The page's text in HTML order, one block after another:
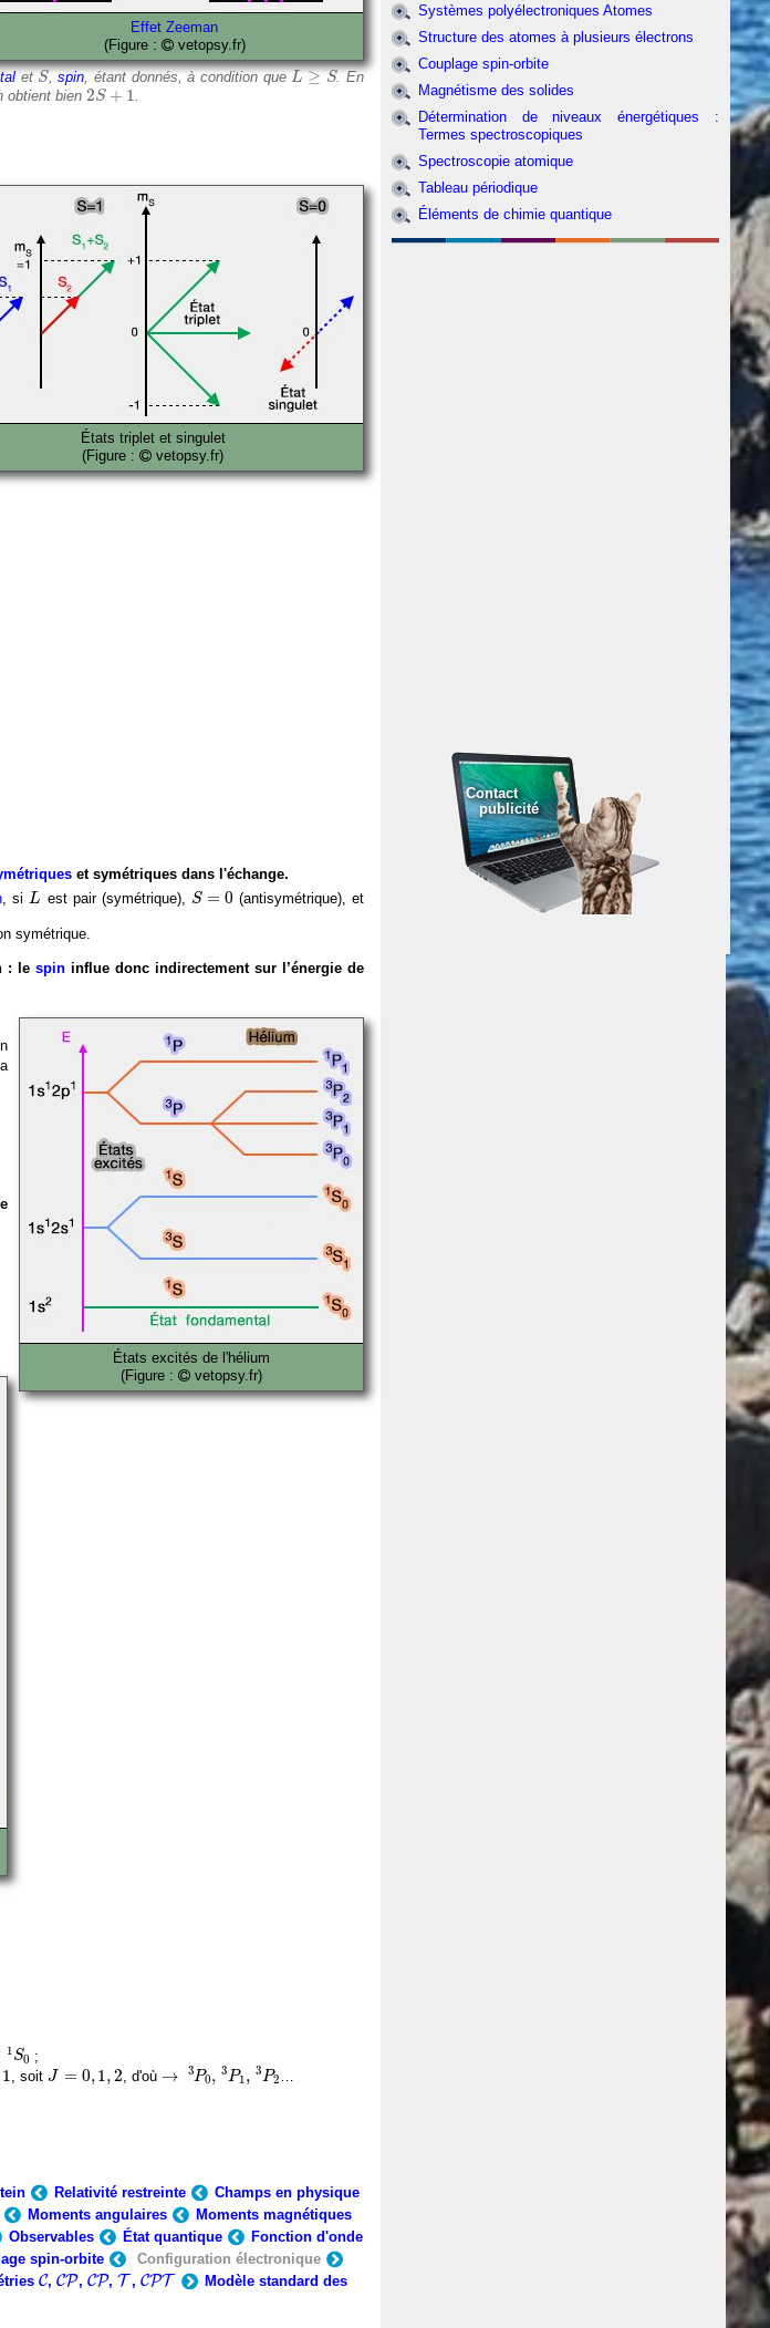
Effet Zeeman
(Figure :
vetopsy.fr)
et S
S,spin , étant donnés, à condition que L ≥ S
L≥S
. En
obtient bien 2S + 1
2S+1
États triplet et singulet
(Figure :
vetopsy.fr)
et symétriques dans l'échange.
, siL
L est pair (symétrique), S = 0
S=
(antisymétrique), et
symétrique.
: lespin influe donc indirectement sur l’énergie de
États excités de l'hélium
(Figure :
vetopsy.fr)
1S0
S0
;
1 , soit J = 0,1,2
J= 1, 2 , d'où → 3P0, 3P1, 3P2
P0 P1, P 2
Relativité restreinte
Champs en physique
Moments angulaires
Moments magnétiques
Observables État quantique
Fonction d'onde
spin-orbite
Configuration électronique
C
C, CP
CP, CP
CP,T
T , CPT
CPT
Modèle standard des
Systèmes polyélectroniques Atomes
Structure des atomes à plusieurs électrons
Couplage spin-orbite
Magnétisme des solides
Détermination de niveaux énergétiques :
Termes spectroscopiques
Spectroscopie atomique
Tableau périodique
Éléments de chimie quantique
Contact
publicité